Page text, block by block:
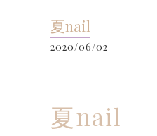
夏nail
2020/06/02
夏nail